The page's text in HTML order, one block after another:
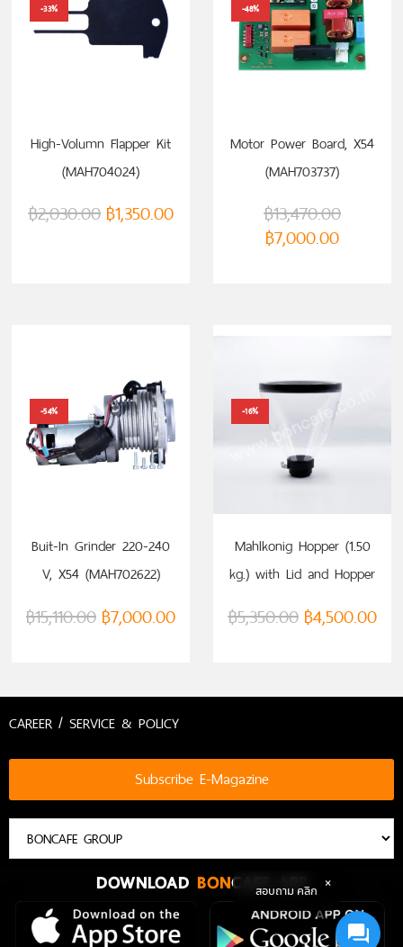
-33%
High-Volumn Flapper Kit
(MAH704024)
฿2,030.00 ฿1,350.00
-48%
Motor Power Board, X54
(MAH703737)
฿13,470.00
฿7,000.00
-54%
Buit-In Grinder 220-240
V, X54 (MAH702622)
฿15,110.00 ฿7,000.00
-16%
Mahlkonig Hopper (1.50
kg.) with Lid and Hopper
฿5,350.00 ฿4,500.00
CAREER / SERVICE & POLICY
Subscribe E-Magazine
DOWNLOAD BONCAFE APP
สอบถาม คลิก